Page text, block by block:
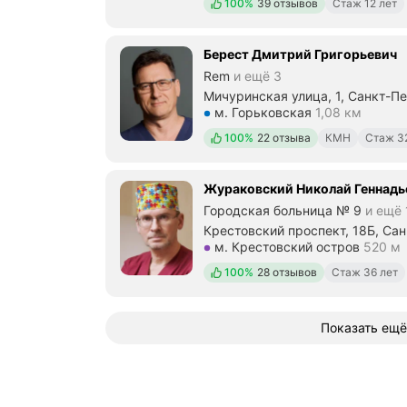
100% 39 отзывов Стаж 12 лет
Берест Дмитрий Григорьевич
Rem и ещё 3
Мичуринская улица, 1, Санкт-
Метро м. Горьковская
м. Горьковская 1,08 км
Положительных отзывов
100% 22 отзыва КМН Стаж
Жураковский Николай
Городская больница № 9 и ещё
Крестовский проспект, 18Б,
Метро м. Крестовский остров
м. Крестовский остров 520 м
Положительных отзывов
100% 28 отзывов Стаж 36 лет
Показать ещё